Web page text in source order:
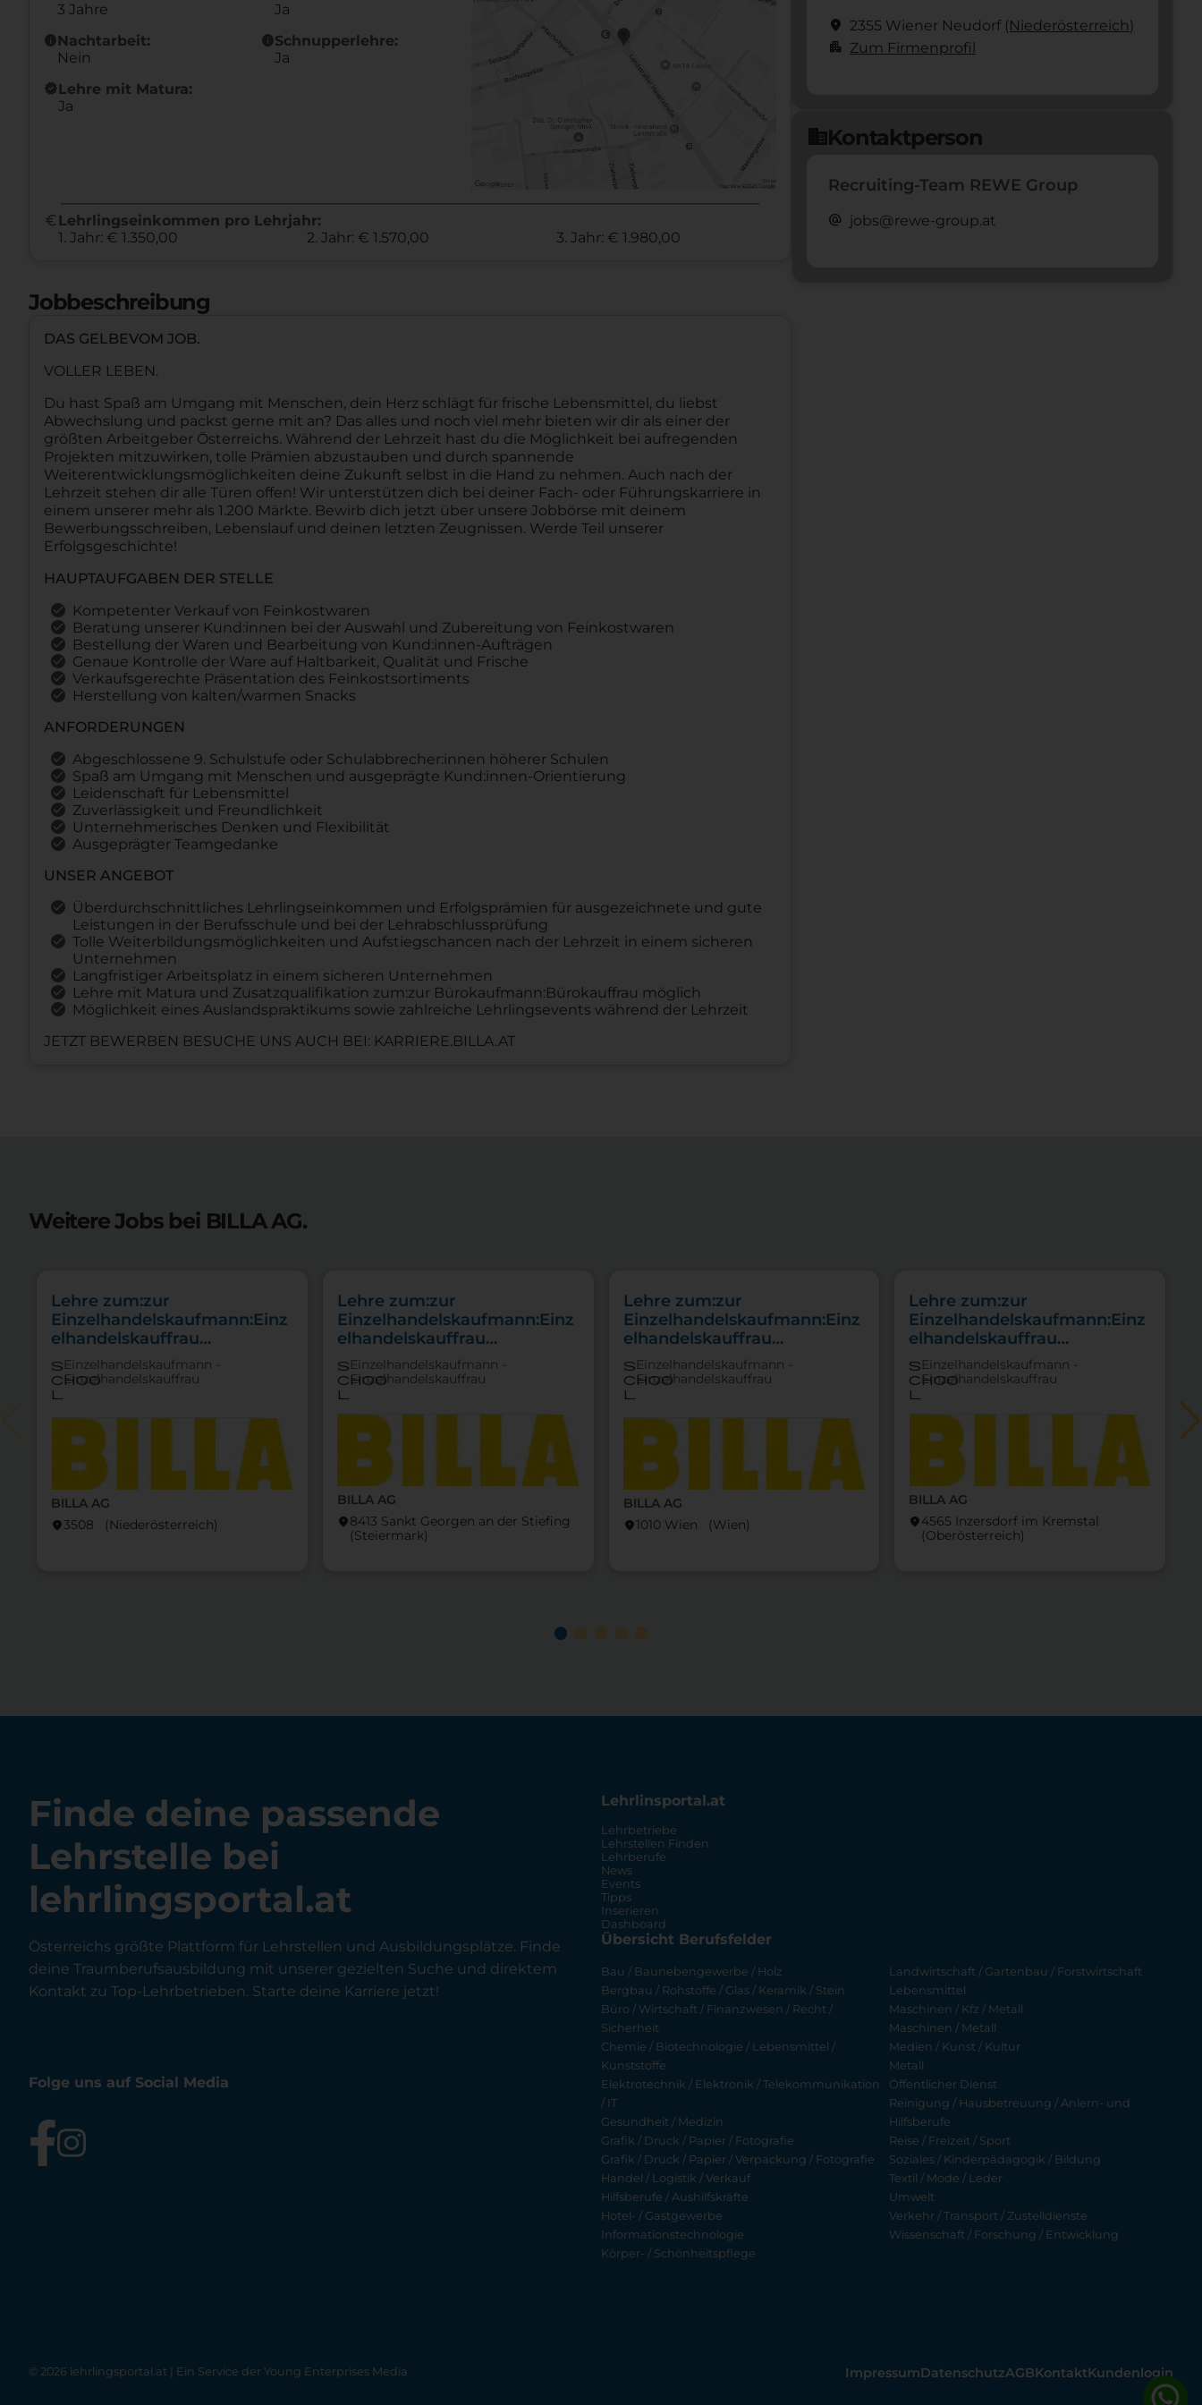
3 Jahre
Ja
infoNachtarbeit:
Nein
infoSchnupperlehre:
Ja
new_releasesLehre mit Matura:
Ja
euro Lehrlingseinkommen pro Lehrjahr:
1. Jahr: € 1.350,00
2. Jahr: € 1.570,00 3. Jahr: € 1.980,00
Jobbeschreibung
DAS GELBEVOM JOB.
VOLLER LEBEN.
Du hast Spaß am Umgang mit Menschen, dein Herz schlägt für frische Lebensmittel, du liebst
Abwechslung und packst gerne mit an? Das alles und noch viel mehr bieten wir dir als einer der
größten Arbeitgeber Österreichs. Während der Lehrzeit hast du die Möglichkeit bei aufregenden
Projekten mitzuwirken, tolle Prämien abzustauben und durch spannende
Weiterentwicklungsmöglichkeiten deine Zukunft selbst in die Hand zu nehmen. Auch nach der
Lehrzeit stehen dir alle Türen offen! Wir unterstützen dich bei deiner Fach- oder Führungskarriere in
einem unserer mehr als 1.200 Märkte. Bewirb dich jetzt über unsere Jobbörse mit deinem
Bewerbungsschreiben, Lebenslauf und deinen letzten Zeugnissen. Werde Teil unserer
Erfolgsgeschichte!
HAUPTAUFGABEN DER STELLE
Kompetenter Verkauf von Feinkostwaren
Beratung unserer Kund:innen bei der Auswahl und Zubereitung von Feinkostwaren
Bestellung der Waren und Bearbeitung von Kund:innen-Aufträgen
Genaue Kontrolle der Ware auf Haltbarkeit, Qualität und Frische
Verkaufsgerechte Präsentation des Feinkostsortiments
Herstellung von kalten/warmen Snacks
ANFORDERUNGEN
Abgeschlossene 9. Schulstufe oder Schulabbrecher:innen höherer Schulen
Spaß am Umgang mit Menschen und ausgeprägte Kund:innen-Orientierung
Leidenschaft für Lebensmittel
Zuverlässigkeit und Freundlichkeit
Unternehmerisches Denken und Flexibilität
Ausgeprägter Teamgedanke
UNSER ANGEBOT
Überdurchschnittliches Lehrlingseinkommen und Erfolgsprämien für ausgezeichnete und gute
Leistungen in der Berufsschule und bei der Lehrabschlussprüfung
Tolle Weiterbildungsmöglichkeiten und Aufstiegschancen nach der Lehrzeit in einem sicheren
Unternehmen
Langfristiger Arbeitsplatz in einem sicheren Unternehmen
Lehre mit Matura und Zusatzqualifikation zum:zur Bürokaufmann:Bürokauffrau möglich
Möglichkeit eines Auslandspraktikums sowie zahlreiche Lehrlingsevents während der Lehrzeit
JETZT BEWERBEN BESUCHE UNS AUCH BEI: KARRIERE.BILLA.AT
location_on 2355 Wiener Neudorf (Nieder­österreich)
apartment Zum Firmenprofil
domainKontaktperson
Recruiting-Team REWE Group
alternate_email jobs@rewe-group.at
Weitere Jobs bei BILLA AG.
BILLA AG
location_on3508 (Nieder­österreich)
Lehre zum:zur
Einzelhandelskaufmann:Einz
elhandelskauffrau
Schwerpunkt Lebensmittel
s
choo
l
Einzelhandelskaufmann -
Einzelhandelskauffrau
BILLA AG
location_on8413 Sankt Georgen an der Stiefing
(Steier­mark)
Lehre zum:zur
Einzelhandelskaufmann:Einz
elhandelskauffrau
Schwerpunkt
Feinkostfachverkauf
s
choo
l
Einzelhandelskaufmann -
Einzelhandelskauffrau
BILLA AG
location_on1010 Wien (Wien)
Lehre zum:zur
Einzelhandelskaufmann:Einz
elhandelskauffrau
Schwerpunkt
Feinkostfachverkauf
s
choo
l
Einzelhandelskaufmann -
Einzelhandelskauffrau
BILLA AG
location_on4565 Inzersdorf im Kremstal
(Ober­österreich)
Lehre zum:zur
Einzelhandelskaufmann:Einz
elhandelskauffrau
Schwerpunkt
Feinkostfachverkauf
s
choo
l
Einzelhandelskaufmann -
Einzelhandelskauffrau
Finde deine passende
Lehrstelle bei
lehrlingsportal.at
Österreichs größte Plattform für Lehrstellen und Ausbildungsplätze. Finde
deine Traumberufsausbildung mit unserer gezielten Suche und direktem
Kontakt zu Top-Lehrbetrieben. Starte deine Karriere jetzt!
Folge uns auf Social Media
Lehrlinsportal.at
Lehrbetriebe
Lehrstellen Finden
Lehrberufe
News
Events
Tipps
Inserieren
Dashboard
Übersicht Berufsfelder
Bau / Baunebengewerbe / Holz
Bergbau / Rohstoffe / Glas / Keramik / Stein
Büro / Wirtschaft / Finanzwesen / Recht /
Sicherheit
Chemie / Biotechnologie / Lebensmittel /
Kunststoffe
Elektrotechnik / Elektronik / Telekommunikation
/ IT
Gesundheit / Medizin
Grafik / Druck / Papier / Fotografie
Grafik / Druck / Papier / Verpackung / Fotografie
Handel / Logistik / Verkauf
Hilfsberufe / Aushilfskräfte
Hotel- / Gastgewerbe
Informationstechnologie
Körper- / Schönheitspflege
Landwirtschaft / Gartenbau / Forstwirtschaft
Lebensmittel
Maschinen / Kfz / Metall
Maschinen / Metall
Medien / Kunst / Kultur
Metall
Öffentlicher Dienst
Reinigung / Hausbetreuung / Anlern- und
Hilfsberufe
Reise / Freizeit / Sport
Soziales / Kinderpädagogik / Bildung
Textil / Mode / Leder
Umwelt
Verkehr / Transport / Zustelldienste
Wissenschaft / Forschung / Entwicklung
© 2026 lehrlingsportal.at | Ein Service der Young Enterprises Media ImpressumDatenschutzAGBKontaktKundenlogin